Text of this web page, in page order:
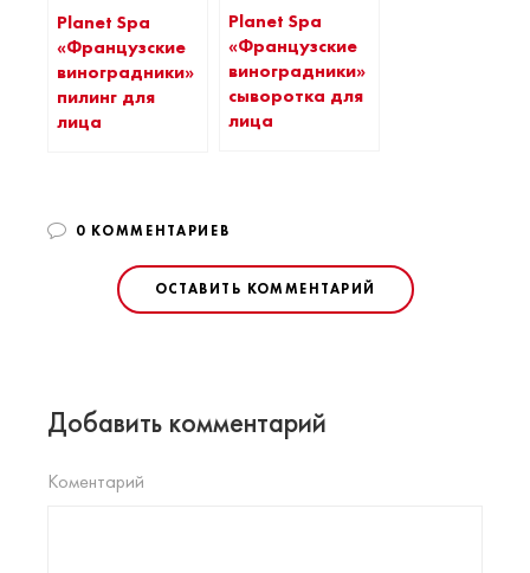
Planet Spa
«Французские
виноградники»
пилинг для
лица
Planet Spa
«Французские
виноградники»
сыворотка для
лица
0 КОММЕНТАРИЕВ
ОСТАВИТЬ КОММЕНТАРИЙ
Добавить комментарий
Коментарий